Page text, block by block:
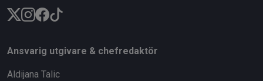
Ansvarig utgivare & chefredaktör
Aldijana Talic